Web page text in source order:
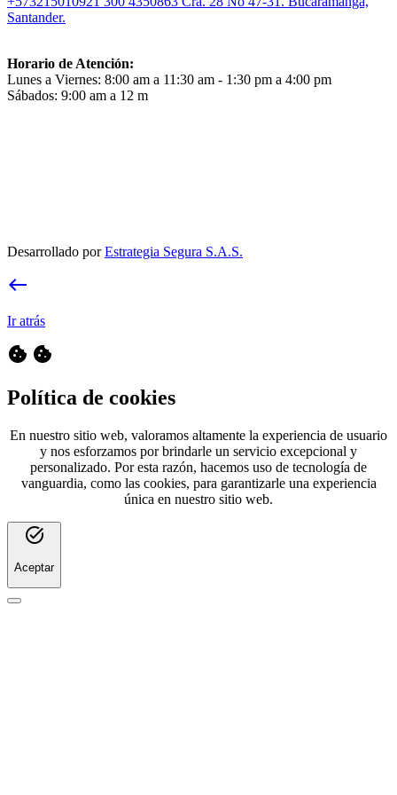
Santander.
Horario de Atención:
Lunes a Viernes: 8:00 am a 11:30 am - 1:30 pm a 4:00 pm
Sábados: 9:00 am a 12 m
Desarrollado porEstrategia Segura S.A.S.
west
Ir atrás
cookie cookie
Política de cookies
En nuestro sitio web, valoramos altamente la experiencia de usuario
y nos esforzamos por brindarle un servicio excepcional y
personalizado. Por esta razón, hacemos uso de tecnología de
vanguardia, como las cookies, para garantizarle una experiencia
única en nuestro sitio web.
task_alt
Aceptar